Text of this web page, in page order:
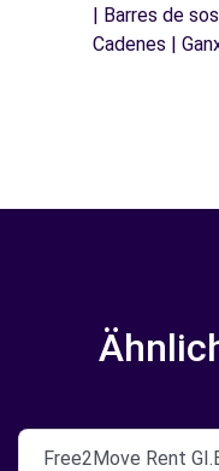
| Barres de
Cadenes |
Free2Move Rent